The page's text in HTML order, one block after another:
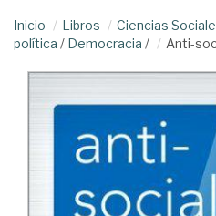
Inicio Libros Ciencias
política / Democracia / Anti-